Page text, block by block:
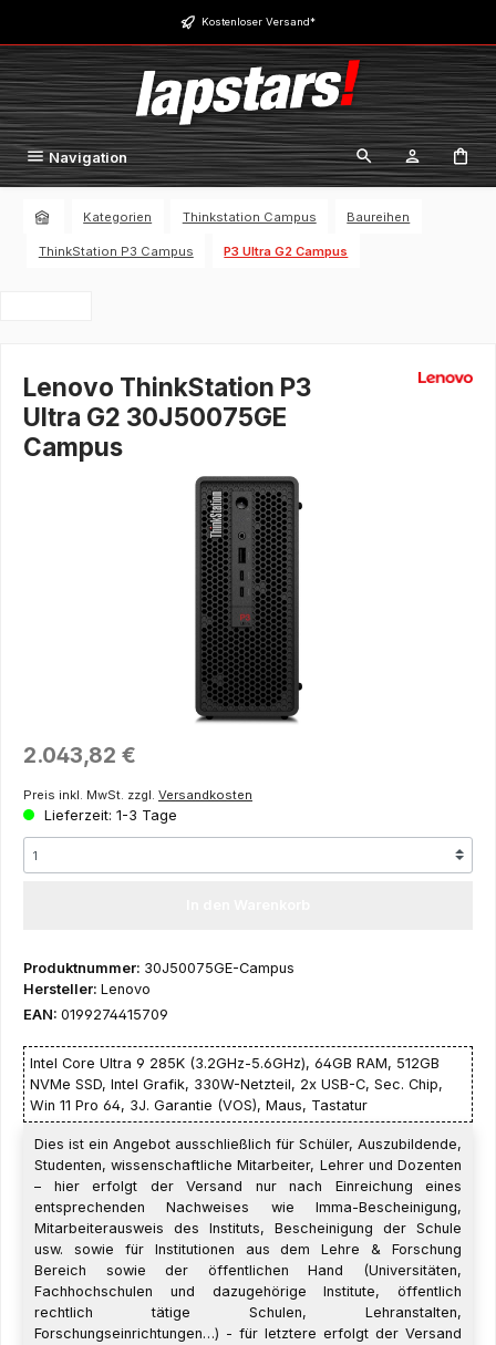
Zum Hauptinhalt springen Kostenloser Versand*
Navigation
Kategorien Thinkstation Campus Baureihen
ThinkStation P3 Campus P3 Ultra G2 Campus
Lenovo ThinkStation P3
Ultra G2 30J50075GE
Campus
Bildergalerie überspringen
Regulärer Preis:
2.043,82 €
Preis inkl. MwSt. zzgl. Versandkosten
Lieferzeit: 1-3 Tage
Produktnummer: 30J50075GE-Campus
Hersteller: Lenovo
EAN: 0199274415709
Intel Core Ultra 9 285K (3.2GHz-5.6GHz), 64GB RAM, 512GB
NVMe SSD, Intel Grafik, 330W-Netzteil, 2x USB-C, Sec. Chip,
Win 11 Pro 64, 3J. Garantie (VOS), Maus, Tastatur
Dies ist ein Angebot ausschließlich für Schüler, Auszubildende,
Studenten, wissenschaftliche Mitarbeiter, Lehrer und Dozenten
– hier erfolgt der Versand nur nach Einreichung eines
entsprechenden Nachweises wie Imma-Bescheinigung,
Mitarbeiterausweis des Instituts, Bescheinigung der Schule
usw. sowie für Institutionen aus dem Lehre & Forschung
Bereich sowie der öffentlichen Hand (Universitäten,
Fachhochschulen und dazugehörige Institute, öffentlich
rechtlich tätige Schulen, Lehranstalten,
Forschungseinrichtungen…) - für letztere erfolgt der Versand